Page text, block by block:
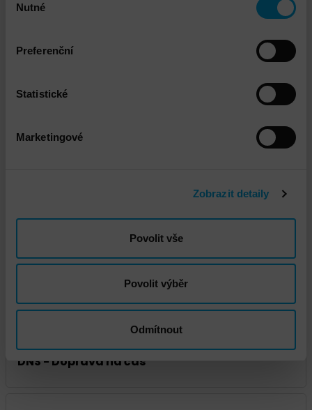
souhlasu
Nutné
Preferenční
Statistické
Marketingové
Zobrazit detaily
Povolit vše
Povolit výběr
Odmítnout
infrastruktury
DNS - Doprava na čas